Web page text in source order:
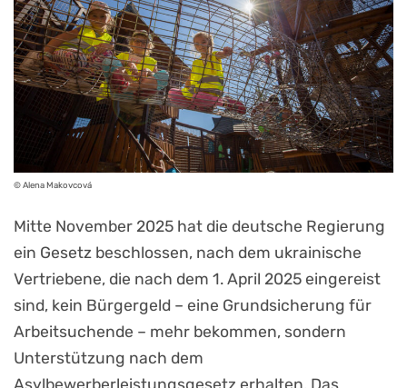
© Alena Makovcová
Mitte November 2025 hat die deutsche Regierung
ein Gesetz beschlossen, nach dem ukrainische
Vertriebene, die nach dem 1. April 2025 eingereist
sind, kein Bürgergeld – eine Grundsicherung für
Arbeitsuchende – mehr bekommen, sondern
Unterstützung nach dem
Asylbewerberleistungsgesetz erhalten. Das